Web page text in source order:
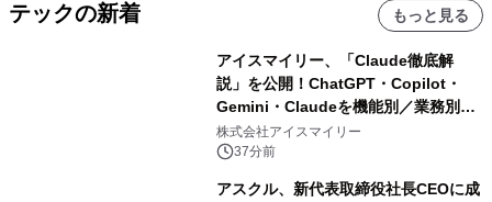
テックの新着 もっと見る
アイスマイリー、「Claude徹底解
説」を公開！ChatGPT・Copilot・
Gemini・Claudeを機能別／業務別に
比較―自社に合う生成AIの選び方がわ
かる実践ガイド
株式会社アイスマイリー
37分前
アスクル、新代表取締役社長CEOに成